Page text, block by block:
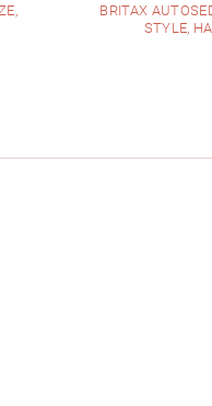
BRITAX
STYLE,